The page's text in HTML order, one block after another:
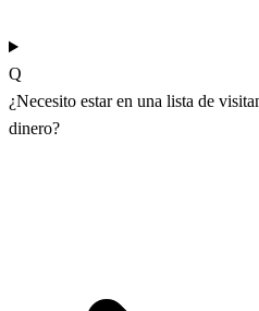
Q
¿Necesito estar en una lista de
dinero?